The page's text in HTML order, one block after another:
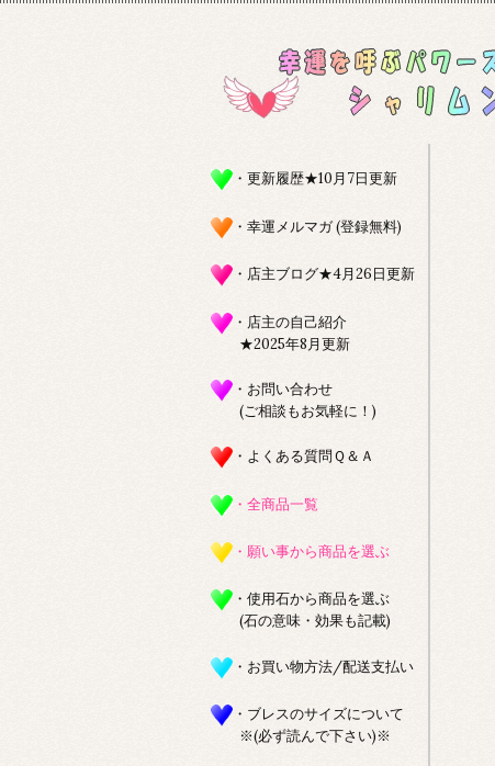
・更新履歴★10月7日更新
・幸運メルマガ (登録無料)
・店主ブログ★4月26日更新
・店主の自己紹介
★2025年8月更新
・お問い合わせ
(ご相談もお気軽に！)
・よくある質問Ｑ＆Ａ
・全商品一覧
・願い事から商品を選ぶ
・使用石から商品を選ぶ
(石の意味・効果も記載)
・お買い物方法/配送支払い
・ブレスのサイズについて
※(必ず読んで下さい)※